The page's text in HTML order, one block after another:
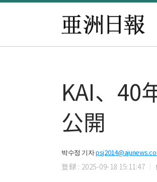
KAI、40
公開
박수정 기자
登録 : 2025-09-18 15:11:47